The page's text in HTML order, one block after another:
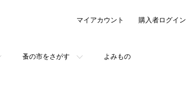
蚤の市をさがす よみもの
マイアカウント 購入者ログイン